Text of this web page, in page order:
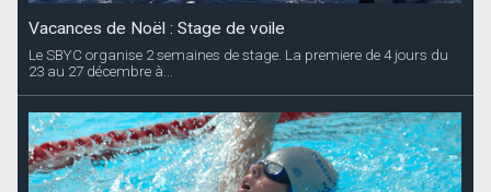
Vacances de Noël : Stage de voile
Le SBYC organise 2 semaines de stage. La premiere de 4 jours du
23 au 27 décembre à...